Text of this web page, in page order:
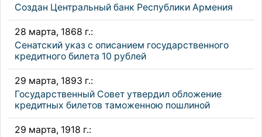
Создан Центральный банк Республики Армения
28 марта, 1868 г.:
Сенатский указ с описанием государственного
кредитного билета 10 рублей
29 марта, 1893 г.:
Государственный Совет утвердил обложение
кредитных билетов таможенною пошлиной
29 марта, 1918 г.: